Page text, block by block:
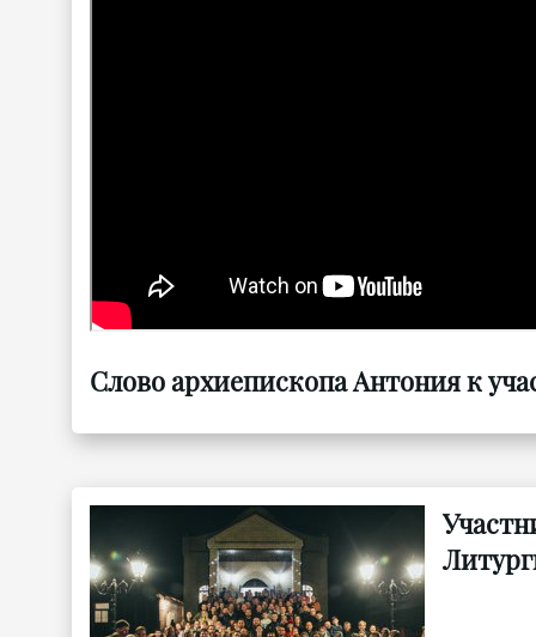
Слово архиепископа Антония к